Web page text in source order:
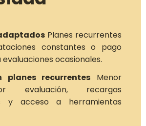
Planes recurrentes
constantes o pago
ocasionales.
planes recurrentes Menor
evaluación, recargas
y acceso a herramientas